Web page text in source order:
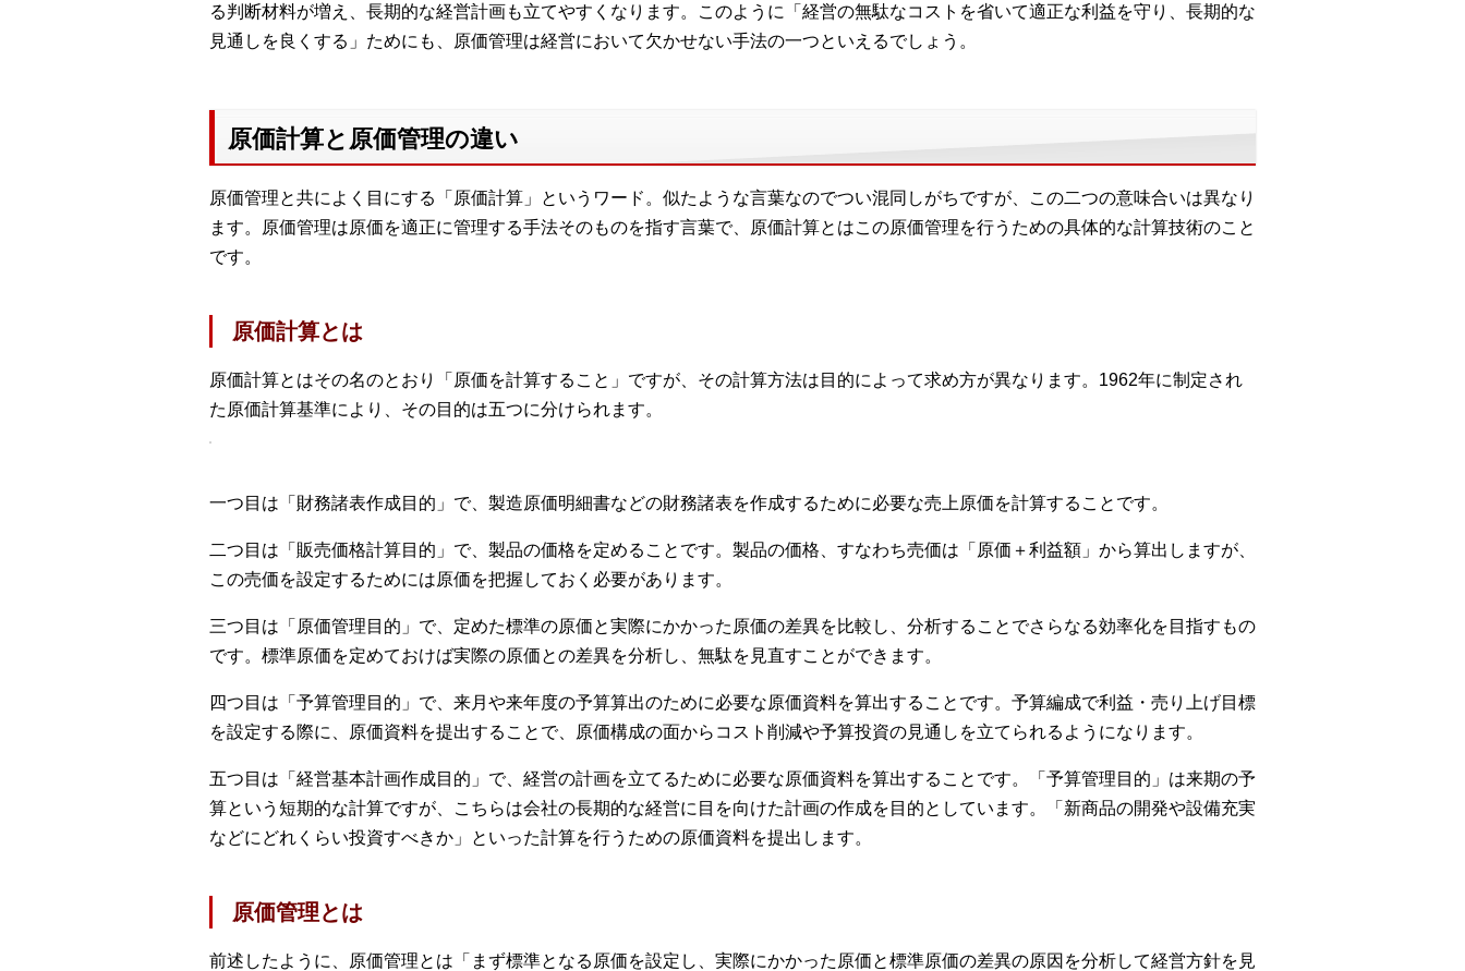
る判断材料が増え、長期的な経営計画も立てやすくなります。このように「経営の無駄なコストを省いて適正な利益を守り、長期的な
見通しを良くする」ためにも、原価管理は経営において欠かせない手法の一つといえるでしょう。
原価計算と原価管理の違い
原価管理と共によく目にする「原価計算」というワード。似たような言葉なのでつい混同しがちですが、この二つの意味合いは異なり
ます。原価管理は原価を適正に管理する手法そのものを指す言葉で、原価計算とはこの原価管理を行うための具体的な計算技術のこと
です。
原価計算とは
原価計算とはその名のとおり「原価を計算すること」ですが、その計算方法は目的によって求め方が異なります。1962年に制定され
た原価計算基準により、その目的は五つに分けられます。
一つ目は「財務諸表作成目的」で、製造原価明細書などの財務諸表を作成するために必要な売上原価を計算することです。
二つ目は「販売価格計算目的」で、製品の価格を定めることです。製品の価格、すなわち売価は「原価＋利益額」から算出しますが、
この売価を設定するためには原価を把握しておく必要があります。
三つ目は「原価管理目的」で、定めた標準の原価と実際にかかった原価の差異を比較し、分析することでさらなる効率化を目指すもの
です。標準原価を定めておけば実際の原価との差異を分析し、無駄を見直すことができます。
四つ目は「予算管理目的」で、来月や来年度の予算算出のために必要な原価資料を算出することです。予算編成で利益・売り上げ目標
を設定する際に、原価資料を提出することで、原価構成の面からコスト削減や予算投資の見通しを立てられるようになります。
五つ目は「経営基本計画作成目的」で、経営の計画を立てるために必要な原価資料を算出することです。「予算管理目的」は来期の予
算という短期的な計算ですが、こちらは会社の長期的な経営に目を向けた計画の作成を目的としています。「新商品の開発や設備充実
などにどれくらい投資すべきか」といった計算を行うための原価資料を提出します。
原価管理とは
前述したように、原価管理とは「まず標準となる原価を設定し、実際にかかった原価と標準原価の差異の原因を分析して経営方針を見